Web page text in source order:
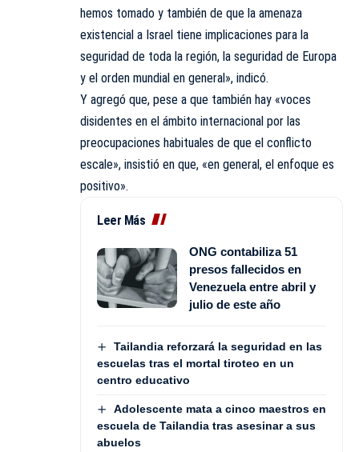
hemos tomado y también de que la amenaza
existencial a Israel tiene implicaciones para la
seguridad de toda la región, la seguridad de Europa
y el orden mundial en general», indicó.
Y agregó que, pese a que también hay «voces
disidentes en el ámbito internacional por las
preocupaciones habituales de que el conflicto
escale», insistió en que, «en general, el enfoque es
positivo».
Leer Más
ONG contabiliza 51
presos fallecidos en
Venezuela entre abril y
julio de este año
Tailandia reforzará la seguridad en las
escuelas tras el mortal tiroteo en un
centro educativo
Adolescente mata a cinco maestros en
escuela de Tailandia tras asesinar a sus
abuelos